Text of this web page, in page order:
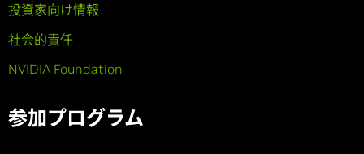
投資家向け情報
社会的責任
NVIDIA Foundation
参加プログラム